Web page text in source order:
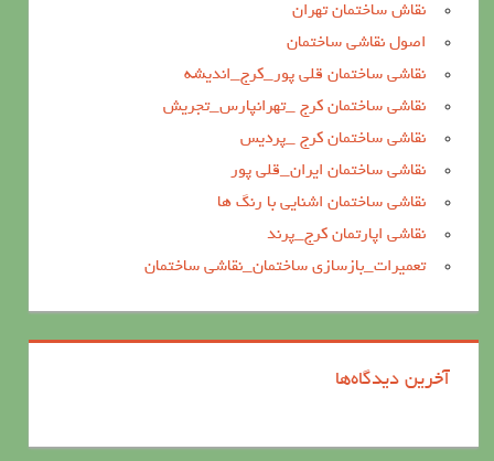
نقاش ساختمان تهران
اصول نقاشی ساختمان
نقاشی ساختمان قلی پور_کرج_اندیشه
نقاشی ساختمان کرج _تهرانپارس_تجریش
نقاشی ساختمان کرج _پردیس
نقاشی ساختمان ایران_قلی پور
نقاشی ساختمان اشنایی با رنگ ها
نقاشی اپارتمان کرج_پرند
تعمیرات_بازسازی ساختمان_نقاشی ساختمان
آخرین دیدگاه‌ها